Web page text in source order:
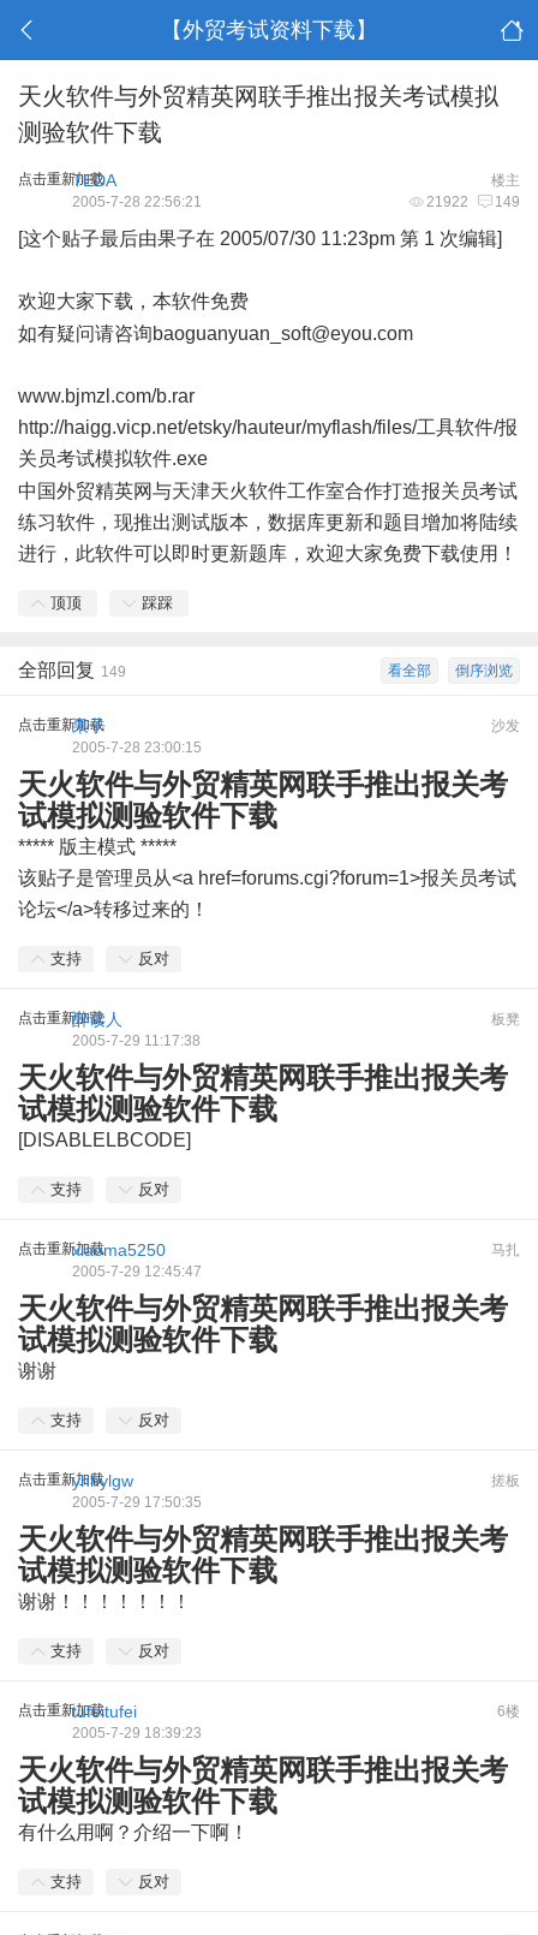
【外贸考试资料下载】
天火软件与外贸精英网联手推出报关考试模拟
测验软件下载
点击重新加载 楼主
TEDA
21922 149
2005-7-28 22:56:21
[这个贴子最后由果子在 2005/07/30 11:23pm 第 1 次编辑]
欢迎大家下载，本软件免费
如有疑问请咨询baoguanyuan_soft@eyou.com
www.bjmzl.com/b.rar
http://haigg.vicp.net/etsky/hauteur/myflash/files/工具软件/报
关员考试模拟软件.exe
中国外贸精英网与天津天火软件工作室合作打造报关员考试
练习软件，现推出测试版本，数据库更新和题目增加将陆续
进行，此软件可以即时更新题库，欢迎大家免费下载使用！
顶顶 踩踩
倒序浏览
看全部
全部回复 149
点击重新加载 沙发
果子
2005-7-28 23:00:15
天火软件与外贸精英网联手推出报关考
试模拟测验软件下载
***** 版主模式 *****
该贴子是管理员从<a href=forums.cgi?forum=1>报关员考试
论坛</a>转移过来的！
支持 反对
点击重新加载 板凳
醉读人
2005-7-29 11:17:38
天火软件与外贸精英网联手推出报关考
试模拟测验软件下载
[DISABLELBCODE]
支持 反对
点击重新加载 马扎
xiaoma5250
2005-7-29 12:45:47
天火软件与外贸精英网联手推出报关考
试模拟测验软件下载
谢谢
支持 反对
点击重新加载 搓板
yhhylgw
2005-7-29 17:50:35
天火软件与外贸精英网联手推出报关考
试模拟测验软件下载
谢谢！！！！！！！
支持 反对
点击重新加载 6楼
tufeitufei
2005-7-29 18:39:23
天火软件与外贸精英网联手推出报关考
试模拟测验软件下载
有什么用啊？介绍一下啊！
支持 反对